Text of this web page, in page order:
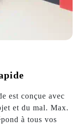
est conçue avec
et du mal. Max.
à tous vos